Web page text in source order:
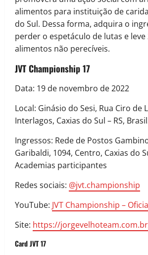
alimentos para instituição de
do Sul. Dessa forma, adquira o
perder o espetáculo de lutas e
alimentos não perecíveis.
JVT Championship 17
Data: 19 de novembro de 2022
Local: Ginásio do Sesi, Rua Ciro de
Interlagos, Caxias do Sul – RS,
Ingressos: Rede de Postos
Garibaldi, 1094, Centro, Caxias do
Academias participantes
Redes sociais: @jvt.championship
YouTube: JVT Championship –
Site: https://
Card JVT 17